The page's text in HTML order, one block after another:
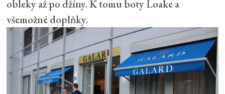
obleky až po džíny. K tomu boty Loake a
všemožné doplňky.